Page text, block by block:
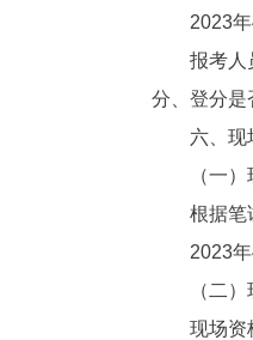
2023
报考人
分、登分是
六、现
（一
根据笔
2023
（二
现场资